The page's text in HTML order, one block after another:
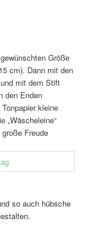
Größe
cm). Dann mit den
mit dem Stift
den Enden
kleine
„Wäscheleine“
Freude
so auch hübsche